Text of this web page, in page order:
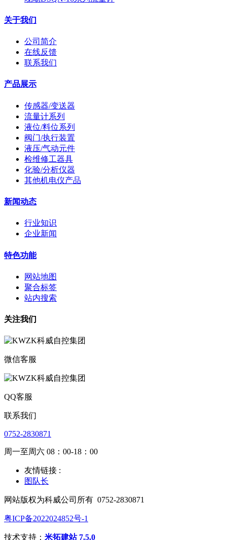
关于我们
公司简介
在线反馈
联系我们
产品展示
传感器/变送器
流量计系列
液位/料位系列
阀门/执行装置
液压/气动元件
检维修工器具
化验/分析仪器
其他机电仪产品
新闻动态
行业知识
企业新闻
特色功能
网站地图
聚合标签
站内搜索
关注我们
微信客服
QQ客服
联系我们
0752-2830871
周一至周六 08：00-18：00
友情链接 :
图队长
网站版权为科威公司所有 0752-2830871
粤ICP备2022024852号-1
技术支持： 米拓建站 7.5.0